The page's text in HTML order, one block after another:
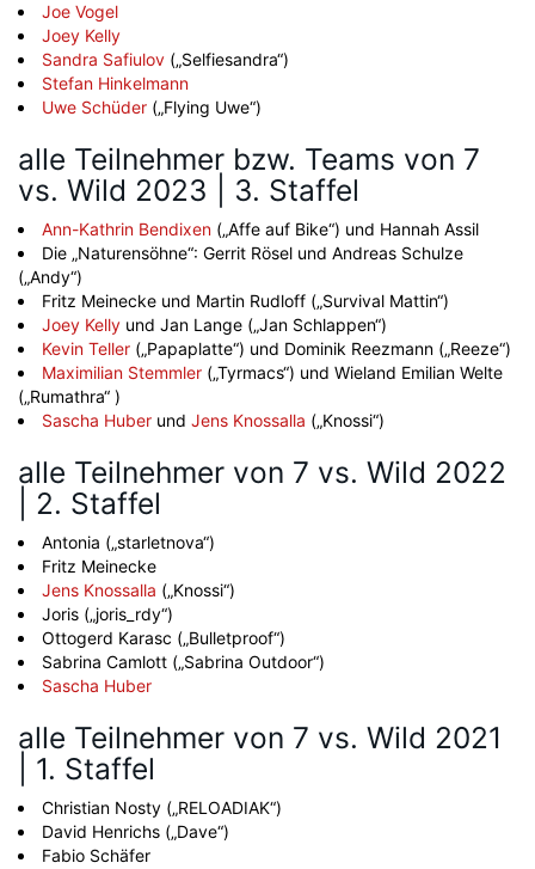
Joe Vogel
Joey Kelly
Sandra Safiulov („Selfiesandra“)
Stefan Hinkelmann
Uwe Schüder („Flying Uwe“)
alle Teilnehmer bzw. Teams von 7
vs. Wild 2023 | 3. Staffel
Ann-Kathrin Bendixen („Affe auf Bike“) und Hannah Assil
Die „Naturensöhne“: Gerrit Rösel und Andreas Schulze
(„Andy“)
Fritz Meinecke und Martin Rudloff („Survival Mattin“)
Joey Kelly und Jan Lange („Jan Schlappen“)
Kevin Teller („Papaplatte“) und Dominik Reezmann („Reeze“)
Maximilian Stemmler („Tyrmacs“) und Wieland Emilian Welte
(„Rumathra“ )
Sascha Huber und Jens Knossalla („Knossi“)
alle Teilnehmer von 7 vs. Wild 2022
| 2. Staffel
Antonia („starletnova“)
Fritz Meinecke
Jens Knossalla („Knossi“)
Joris („joris_rdy“)
Ottogerd Karasc („Bulletproof“)
Sabrina Camlott („Sabrina Outdoor“)
Sascha Huber
alle Teilnehmer von 7 vs. Wild 2021
| 1. Staffel
Christian Nosty („RELOADIAK“)
David Henrichs („Dave“)
Fabio Schäfer